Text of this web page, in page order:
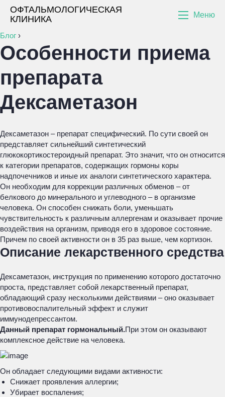
ОФТАЛЬМОЛОГИЧЕСКАЯ
КЛИНИКА
Меню
Блог ›
Особенности приема
препарата
Дексаметазон
Дексаметазон – препарат специфический. По сути своей он
представляет сильнейший синтетический
глюкокортикостероидный препарат. Это значит, что он относится
к категории препаратов, содержащих гормоны коры
надпочечников и иные их аналоги синтетического характера.
Он необходим для коррекции различных обменов – от
белкового до минерального и углеводного – в организме
человека. Он способен снижать боли, уменьшать
чувствительность к различным аллергенам и оказывает прочие
воздействия на организм, приводя его в здоровое состояние.
Причем по своей активности он в 35 раз выше, чем кортизон.
Описание лекарственного средства
Дексаметазон, инструкция по применению которого достаточно
проста, представляет собой лекарственный препарат,
обладающий сразу несколькими действиями – оно оказывает
противовоспалительный эффект и служит
иммунодепрессантом.
Данный препарат гормональный.При этом он оказывают
комплексное действие на человека.
Он обладает следующими видами активности:
Снижает проявления аллергии;
Убирает воспаления;